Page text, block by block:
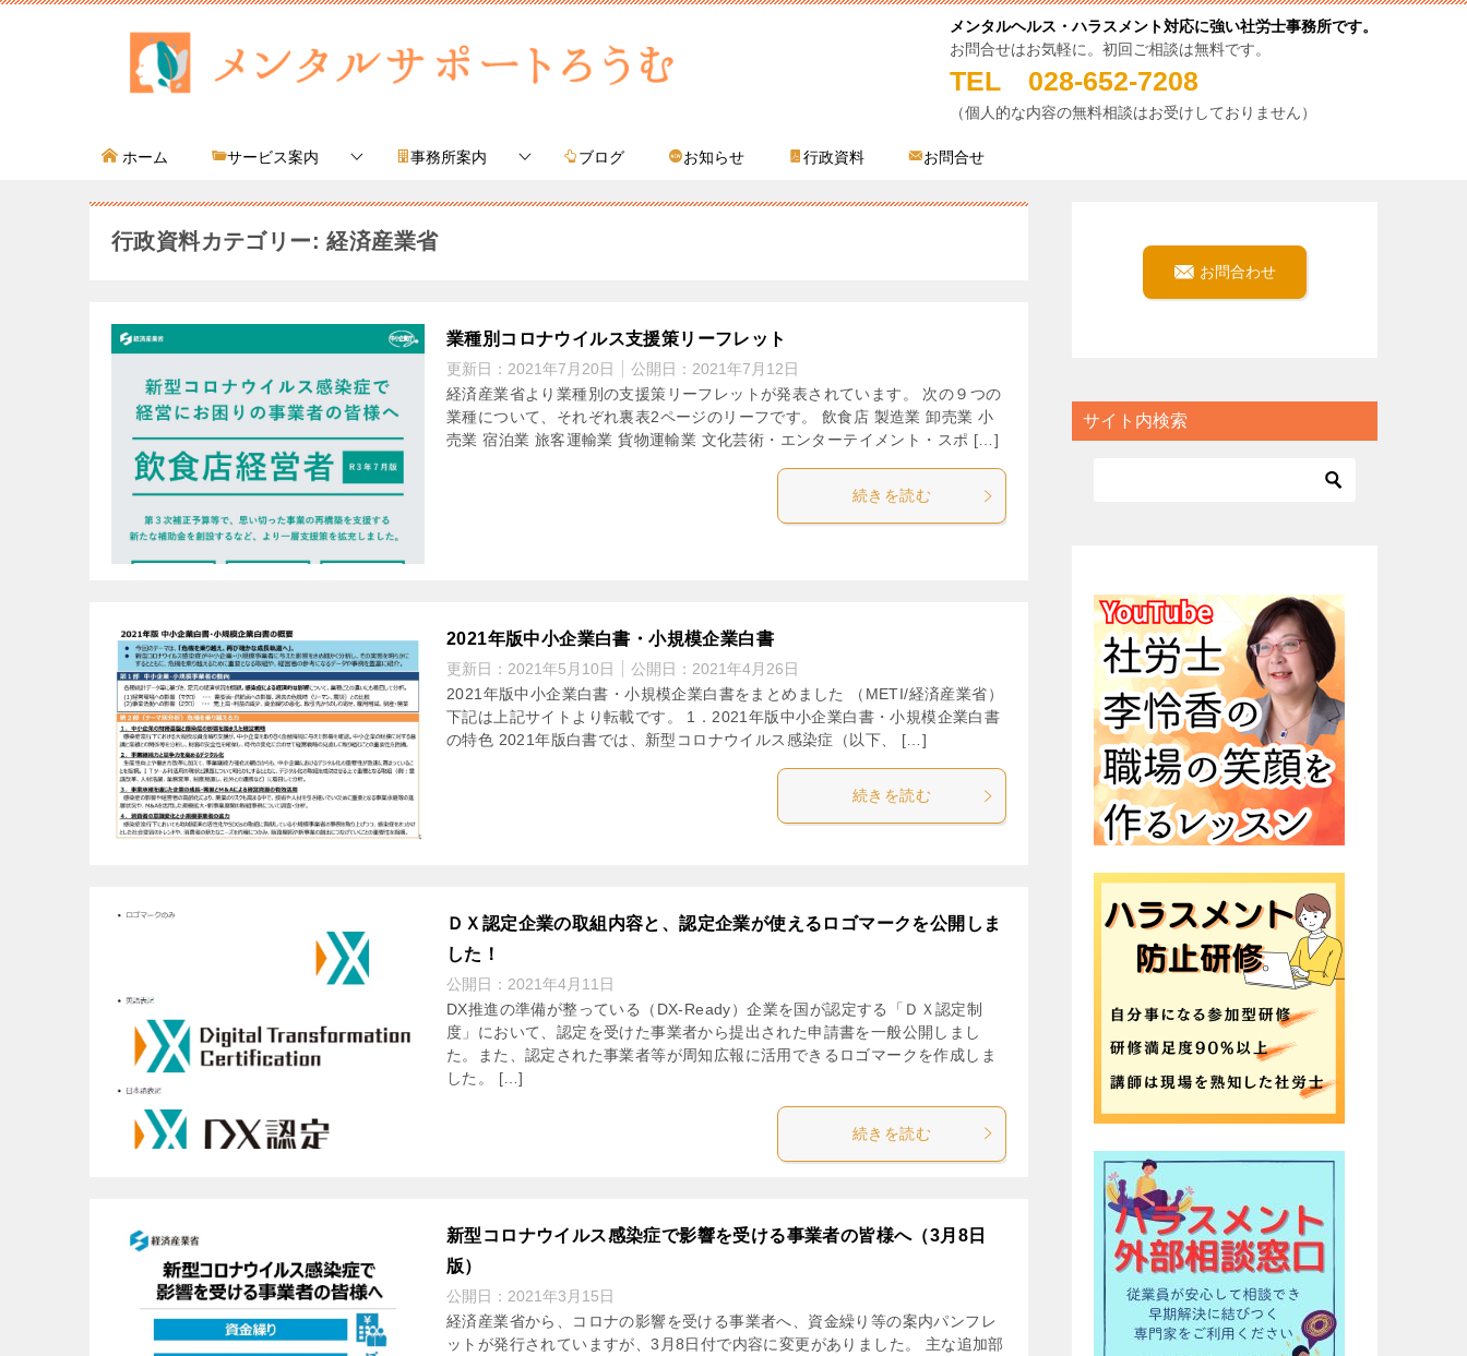
メンタルヘルス・ハラスメント対応に強い社労士事務所です。
お問合せはお気軽に。初回ご相談は無料です。
TEL 028-652-7208
（個人的な内容の無料相談はお受けしておりません）
ホーム サービス案内 事務所案内 ブログ お知らせ 行政資料 お問合せ
行政資料カテゴリー: 経済産業省
業種別コロナウイルス支援策リーフレット
更新日： 2021年7月20日 公開日： 2021年7月12日
経済産業省より業種別の支援策リーフレットが発表されています。 次の９つの
業種について、それぞれ裏表2ページのリーフです。 飲食店 製造業 卸売業 小
売業 宿泊業 旅客運輸業 貨物運輸業 文化芸術・エンターテイメント・スポ […]
続きを読む
2021年版中小企業白書・小規模企業白書
更新日： 2021年5月10日 公開日： 2021年4月26日
2021年版中小企業白書・小規模企業白書をまとめました （METI/経済産業省）
下記は上記サイトより転載です。 1．2021年版中小企業白書・小規模企業白書
の特色 2021年版白書では、新型コロナウイルス感染症（以下、 […]
続きを読む
ＤＸ認定企業の取組内容と、認定企業が使えるロゴマークを公開しま
した！
公開日： 2021年4月11日
DX推進の準備が整っている（DX-Ready）企業を国が認定する「ＤＸ認定制
度」において、認定を受けた事業者から提出された申請書を一般公開しまし
た。また、認定された事業者等が周知広報に活用できるロゴマークを作成しま
した。 […]
続きを読む
新型コロナウイルス感染症で影響を受ける事業者の皆様へ（3月8日
版）
公開日： 2021年3月15日
経済産業省から、コロナの影響を受ける事業者へ、資金繰り等の案内パンフレ
ットが発行されていますが、3月8日付で内容に変更がありました。 主な追加部
お問合わせ
サイト内検索